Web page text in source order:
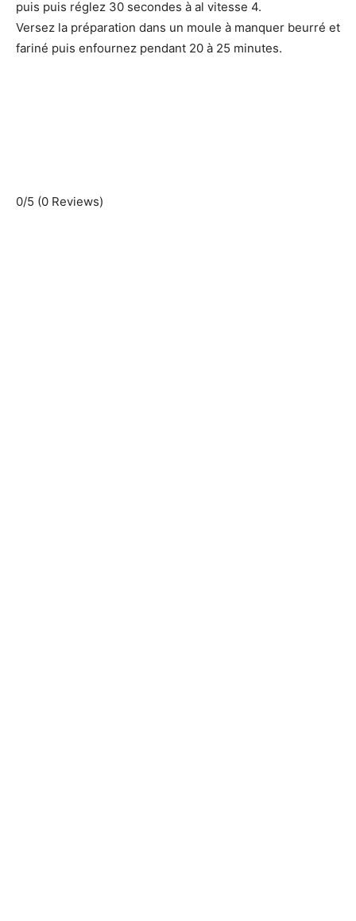
puis puis réglez 30 secondes à al vitesse 4.
Versez la préparation dans un moule à manquer beurré et
fariné puis enfournez pendant 20 à 25 minutes.
0/5 (0 Reviews)